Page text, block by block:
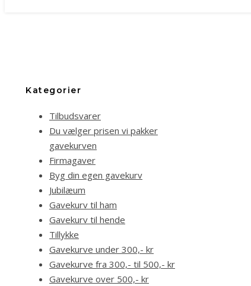
Kategorier
Tilbudsvarer
Du vælger prisen vi pakker
gavekurven
Firmagaver
Byg din egen gavekurv
Jubilæum
Gavekurv til ham
Gavekurv til hende
Tillykke
Gavekurve under 300,- kr
Gavekurve fra 300,- til 500,- kr
Gavekurve over 500,- kr